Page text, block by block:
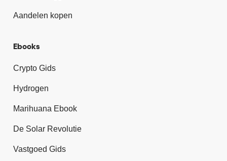
Aandelen kopen
Ebooks
Crypto Gids
Hydrogen
Marihuana Ebook
De Solar Revolutie
Vastgoed Gids